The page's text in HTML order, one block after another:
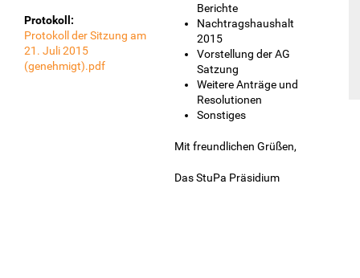
Protokoll:
Protokoll der Sitzung am
21. Juli 2015
(genehmigt).pdf
Berichte
Nachtragshaushalt
2015
Vorstellung der AG
Satzung
Weitere Anträge und
Resolutionen
Sonstiges
Mit freundlichen Grüßen,
Das StuPa Präsidium